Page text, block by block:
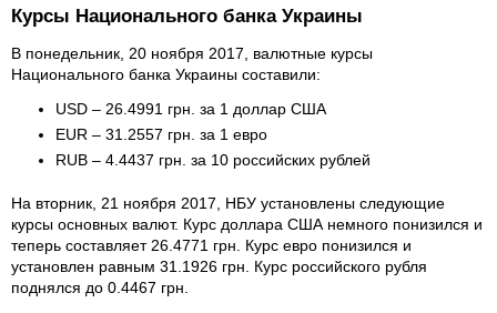
Курсы Национального банка Украины
В понедельник, 20 ноября 2017, валютные курсы
Национального банка Украины составили:
USD – 26.4991 грн. за 1 доллар США
EUR – 31.2557 грн. за 1 евро
RUB – 4.4437 грн. за 10 российских рублей
На вторник, 21 ноября 2017, НБУ установлены следующие
курсы основных валют. Курс доллара США немного понизился и
теперь составляет 26.4771 грн. Курс евро понизился и
установлен равным 31.1926 грн. Курс российского рубля
поднялся до 0.4467 грн.